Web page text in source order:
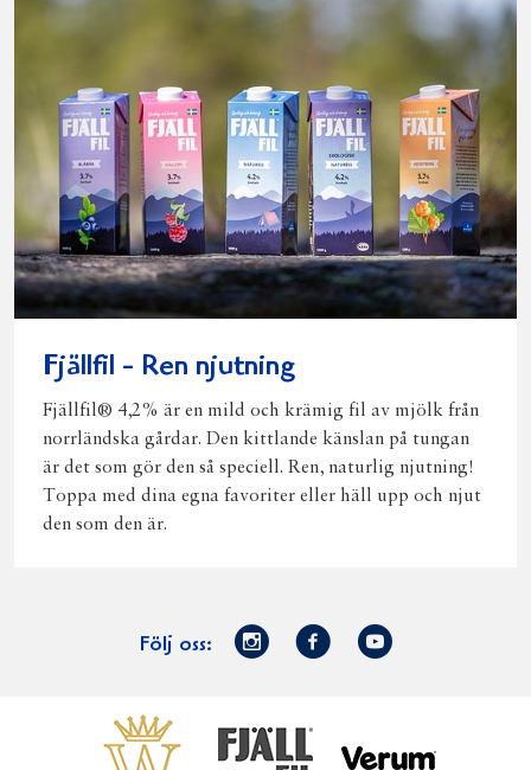
Fjällfil - Ren njutning
Fjällfil® 4,2% är en mild och krämig fil av mjölk från
norrländska gårdar. Den kittlande känslan på tungan
är det som gör den så speciell. Ren, naturlig njutning!
Toppa med dina egna favoriter eller häll upp och njut
den som den är.
Följ oss:
Norrmejerier
Facebook
Youtube
VästerbottensostFjällfil